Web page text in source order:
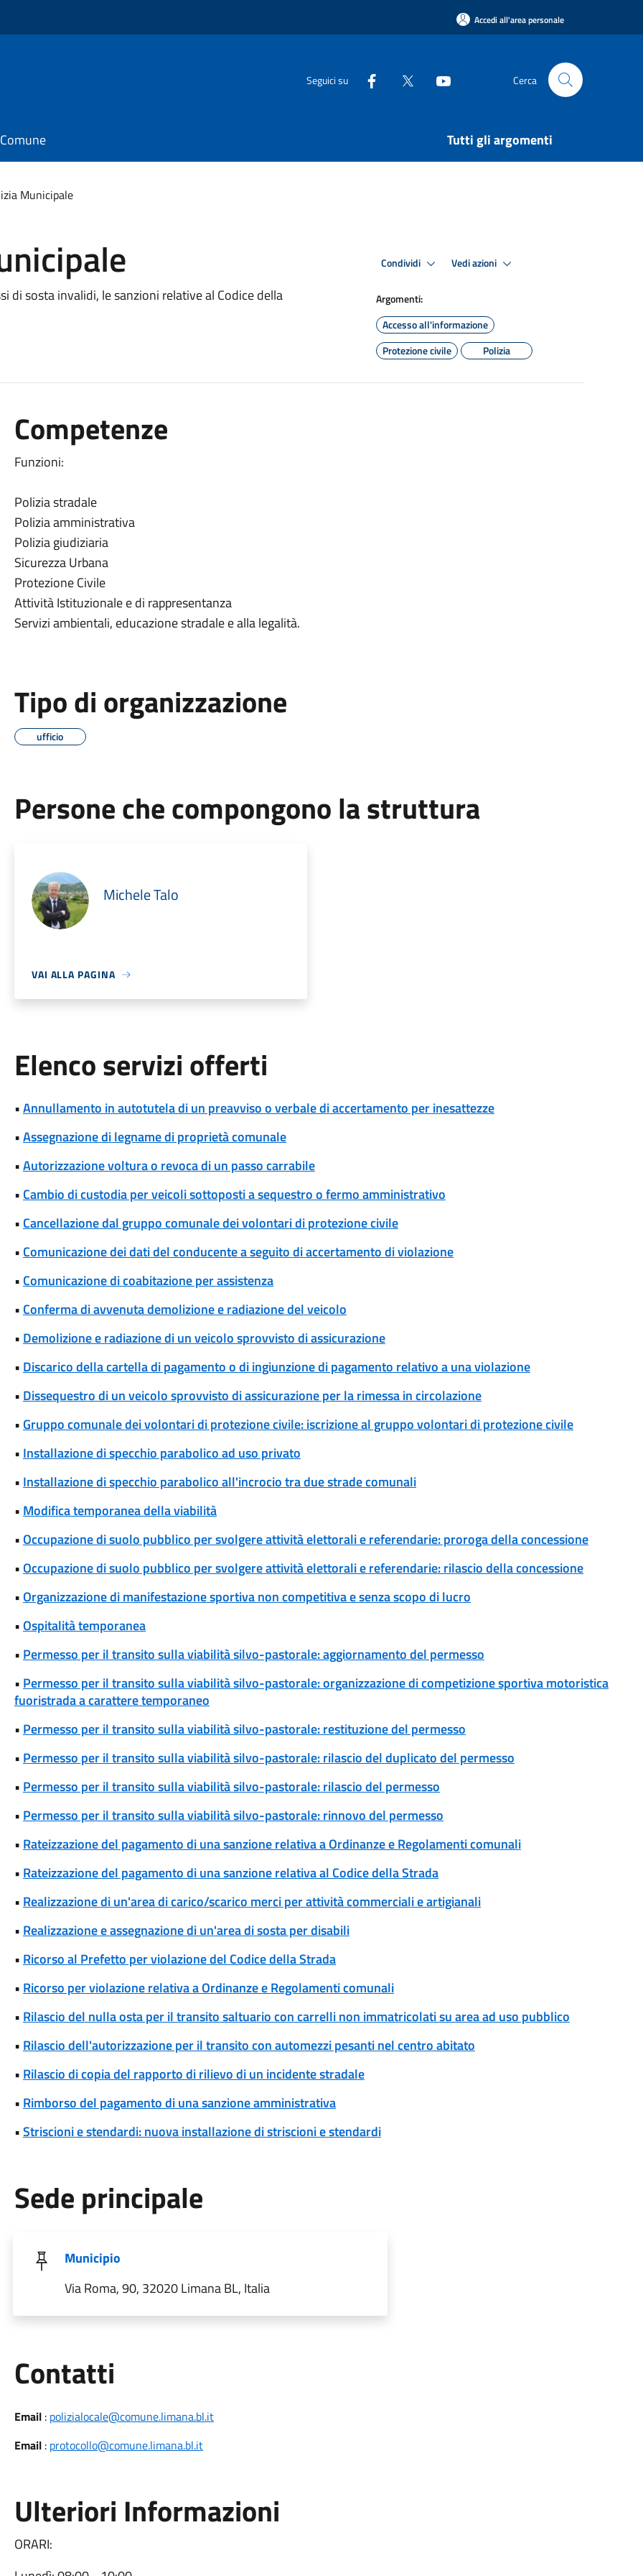
Accedi all'area personale
Seguici su Cerca
Tutti gli argomenti
Municipale
di sosta invalidi, le sanzioni relative al Codice della
Condividi Vedi azioni
Argomenti:
Accesso all'informazione
Protezione civile
Polizia
Competenze
Funzioni:
Polizia stradale
Polizia amministrativa
Polizia giudiziaria
Sicurezza Urbana
Protezione Civile
Attività Istituzionale e di rappresentanza
Servizi ambientali, educazione stradale e alla legalità.
Tipo di organizzazione
ufficio
Persone che compongono la struttura
Michele Talo
VAI ALLA PAGINA
Elenco servizi offerti
•Annullamento in autotutela di un preavviso o verbale di accertamento per inesattezze
•Assegnazione di legname di proprietà comunale
•Autorizzazione voltura o revoca di un passo carrabile
• Cambio di custodia per veicoli sottoposti a sequestro o fermo amministrativo
• Cancellazione dal gruppo comunale dei volontari di protezione civile
• Comunicazione dei dati del conducente a seguito di accertamento di violazione
• Comunicazione di coabitazione per assistenza
• Conferma di avvenuta demolizione e radiazione del veicolo
• Demolizione e radiazione di un veicolo sprovvisto di assicurazione
• Discarico della cartella di pagamento o di ingiunzione di pagamento relativo a una violazione
• Dissequestro di un veicolo sprovvisto di assicurazione per la rimessa in circolazione
• Gruppo comunale dei volontari di protezione civile: iscrizione al gruppo volontari di protezione civile
• Installazione di specchio parabolico ad uso privato
• Installazione di specchio parabolico all'incrocio tra due strade comunali
• Modifica temporanea della viabilità
•Occupazione di suolo pubblico per svolgere attività elettorali e referendarie: proroga della concessione
•Occupazione di suolo pubblico per svolgere attività elettorali e referendarie: rilascio della concessione
•Organizzazione di manifestazione sportiva non competitiva e senza scopo di lucro
•Ospitalità temporanea
• Permesso per il transito sulla viabilità silvo-pastorale: aggiornamento del permesso
• Permesso per il transito sulla viabilità silvo-pastorale: organizzazione di competizione sportiva motoristica
fuoristrada a carattere temporaneo
• Permesso per il transito sulla viabilità silvo-pastorale: restituzione del permesso
• Permesso per il transito sulla viabilità silvo-pastorale: rilascio del duplicato del permesso
• Permesso per il transito sulla viabilità silvo-pastorale: rilascio del permesso
• Permesso per il transito sulla viabilità silvo-pastorale: rinnovo del permesso
• Rateizzazione del pagamento di una sanzione relativa a Ordinanze e Regolamenti comunali
• Rateizzazione del pagamento di una sanzione relativa al Codice della Strada
• Realizzazione di un'area di carico/scarico merci per attività commerciali e artigianali
• Realizzazione e assegnazione di un'area di sosta per disabili
• Ricorso al Prefetto per violazione del Codice della Strada
• Ricorso per violazione relativa a Ordinanze e Regolamenti comunali
• Rilascio del nulla osta per il transito saltuario con carrelli non immatricolati su area ad uso pubblico
• Rilascio dell'autorizzazione per il transito con automezzi pesanti nel centro abitato
• Rilascio di copia del rapporto di rilievo di un incidente stradale
• Rimborso del pagamento di una sanzione amministrativa
•Striscioni e stendardi: nuova installazione di striscioni e stendardi
Sede principale
Municipio
Via Roma, 90, 32020 Limana BL, Italia
Contatti
Email: polizialocale@comune.limana.bl.it
Email: protocollo@comune.limana.bl.it
Ulteriori Informazioni
ORARI: